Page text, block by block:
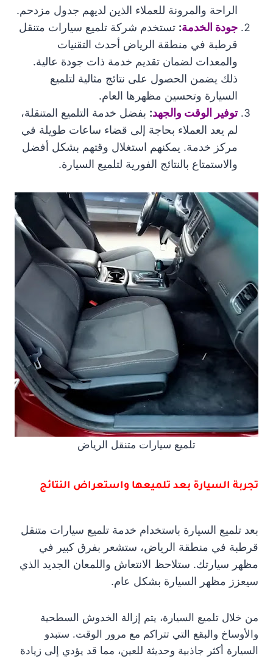
الراحة والمرونة للعملاء الذين لديهم جدول مزدحم.
جودة الخدمة: تستخدم شركة تلميع سيارات متنقل
قرطبة في منطقة الرياض أحدث التقنيات
والمعدات لضمان تقديم خدمة ذات جودة عالية.
ذلك يضمن الحصول على نتائج مثالية لتلميع
السيارة وتحسين مظهرها العام.
توفير الوقت والجهد: بفضل خدمة التلميع المتنقلة،
لم يعد العملاء بحاجة إلى قضاء ساعات طويلة في
مركز خدمة. يمكنهم استغلال وقتهم بشكل أفضل
والاستمتاع بالنتائج الفورية لتلميع السيارة.
تلميع سيارات متنقل الرياض
تجربة السيارة بعد تلميعها واستعراض النتائج
بعد تلميع السيارة باستخدام خدمة تلميع سيارات متنقل
قرطبة في منطقة الرياض، ستشعر بفرق كبير في
مظهر سيارتك. ستلاحظ الانتعاش واللمعان الجديد الذي
سيعزز مظهر السيارة بشكل عام.
من خلال تلميع السيارة، يتم إزالة الخدوش السطحية
والأوساخ والبقع التي تتراكم مع مرور الوقت. ستبدو
السيارة أكثر جاذبية وحديثة للعين، مما قد يؤدي إلى زيادة